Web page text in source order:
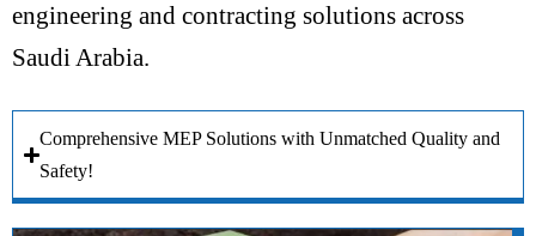
engineering and contracting solutions across
Saudi Arabia.
Comprehensive MEP Solutions with Unmatched Quality and
Safety!